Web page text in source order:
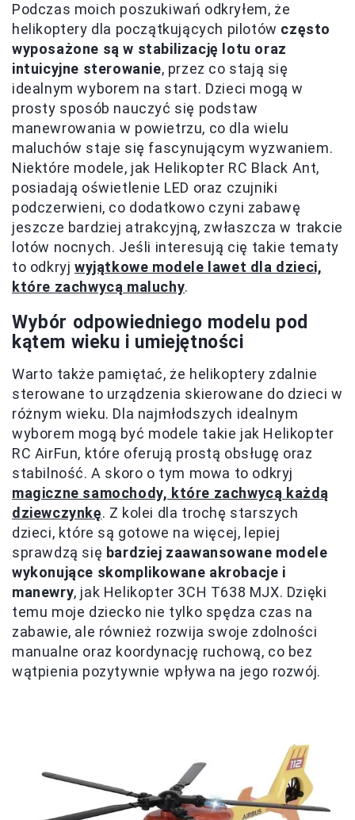
Podczas moich poszukiwań odkryłem, że
helikoptery dla początkujących pilotów często
wyposażone są w stabilizację lotu oraz
intuicyjne sterowanie, przez co stają się
idealnym wyborem na start. Dzieci mogą w
prosty sposób nauczyć się podstaw
manewrowania w powietrzu, co dla wielu
maluchów staje się fascynującym wyzwaniem.
Niektóre modele, jak Helikopter RC Black Ant,
posiadają oświetlenie LED oraz czujniki
podczerwieni, co dodatkowo czyni zabawę
jeszcze bardziej atrakcyjną, zwłaszcza w trakcie
lotów nocnych. Jeśli interesują cię takie tematy
to odkryj wyjątkowe modele lawet dla dzieci,
które zachwycą maluchy.
Wybór odpowiedniego modelu pod
kątem wieku i umiejętności
Warto także pamiętać, że helikoptery zdalnie
sterowane to urządzenia skierowane do dzieci w
różnym wieku. Dla najmłodszych idealnym
wyborem mogą być modele takie jak Helikopter
RC AirFun, które oferują prostą obsługę oraz
stabilność. A skoro o tym mowa to odkryj
magiczne samochody, które zachwycą każdą
dziewczynkę. Z kolei dla trochę starszych
dzieci, które są gotowe na więcej, lepiej
sprawdzą się bardziej zaawansowane modele
wykonujące skomplikowane akrobacje i
manewry, jak Helikopter 3CH T638 MJX. Dzięki
temu moje dziecko nie tylko spędza czas na
zabawie, ale również rozwija swoje zdolności
manualne oraz koordynację ruchową, co bez
wątpienia pozytywnie wpływa na jego rozwój.